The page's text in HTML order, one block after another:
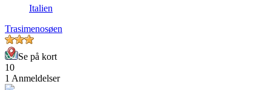
Italien
Trasimenosøen
Se på kort
10
1 Anmeldelser